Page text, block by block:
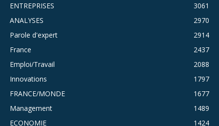
ENTREPRISES
3061
ANALYSES
2970
Parole d'expert
2914
France
2437
Emploi/Travail
2088
Innovations
1797
FRANCE/MONDE
1677
Management
1489
ECONOMIE
1424